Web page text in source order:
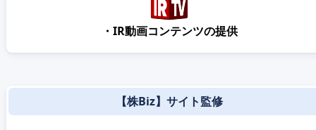
・IR動画コンテンツの提供
【株Biz】サイト監修